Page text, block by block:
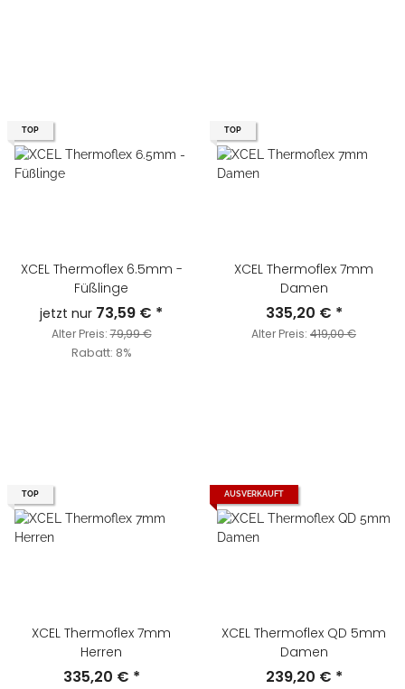
TOP
XCEL Thermoflex 6.5mm -
Füßlinge
jetzt nur 73,59 € *
Alter Preis:79,99 €
Rabatt: 8%
TOP
XCEL Thermoflex 7mm
Damen
335,20 € *
Alter Preis: 419,00 €
TOP
XCEL Thermoflex 7mm
Herren
335,20 € *
AUSVERKAUFT
XCEL Thermoflex QD 5mm
Damen
239,20 € *